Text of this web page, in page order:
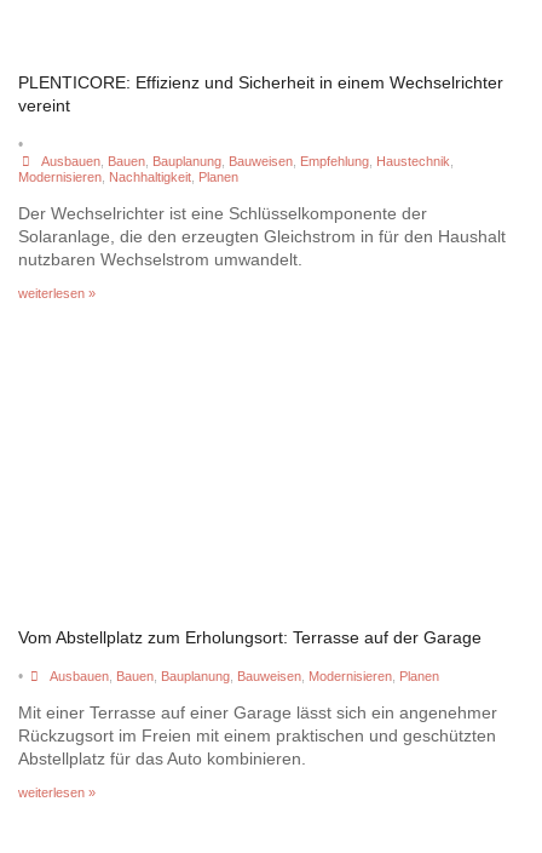
PLENTICORE: Effizienz und Sicherheit in einem Wechselrichter
vereint
•
Ausbauen, Bauen, Bauplanung, Bauweisen, Empfehlung, Haustechnik
Modernisieren Nachhaltigkeit Planen
Der Wechselrichter ist eine Schlüsselkomponente der
Solaranlage, die den erzeugten Gleichstrom in für den Haushalt
nutzbaren Wechselstrom umwandelt.
weiterlesen »
Vom Abstellplatz zum Erholungsort: Terrasse auf der Garage
• Ausbauen, Bauen, Bauplanung, Bauweisen, Modernisieren, Planen
Mit einer Terrasse auf einer Garage lässt sich ein angenehmer
Rückzugsort im Freien mit einem praktischen und geschützten
Abstellplatz für das Auto kombinieren.
weiterlesen »